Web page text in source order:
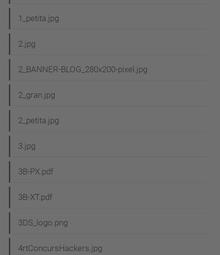
1_petita.jpg
2.jpg
2_BANNER-BLOG_280x200-pixel.jpg
2_gran.jpg
2_petita.jpg
3.jpg
3B-PX.pdf
3B-XT.pdf
3DS_logo.png
4rtConcursHackers.jpg